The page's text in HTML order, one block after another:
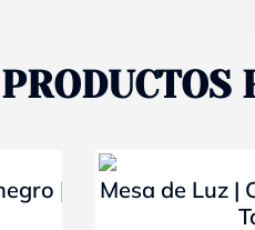
PRODUCTOS
|
- 10%
Mesa de Luz |